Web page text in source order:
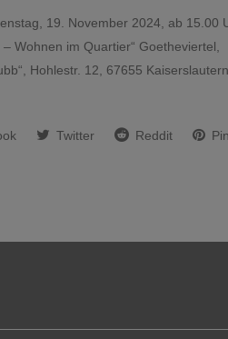
19. November 2024, ab 15.00
– Wohnen im Quartier“ Goetheviertel,
Hohlestr. 12, 67655 Kaiserslautern
Twitter Reddit